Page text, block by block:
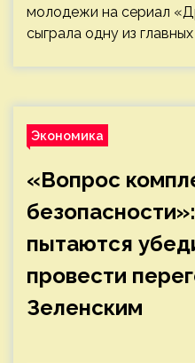
молодежи на сериал
сыграла одну из
Экономика
«Вопрос
пытаются
провести
Зеленским